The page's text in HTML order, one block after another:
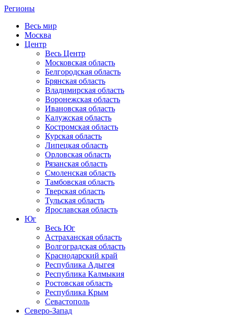
Регионы
Весь мир
Москва
Центр
Весь Центр
Московская область
Белгородская область
Брянская область
Владимирская область
Воронежская область
Ивановская область
Калужская область
Костромская область
Курская область
Липецкая область
Орловская область
Рязанская область
Смоленская область
Тамбовская область
Тверская область
Тульская область
Ярославская область
Юг
Весь Юг
Астраханская область
Волгоградская область
Краснодарский край
Республика Адыгея
Республика Калмыкия
Ростовская область
Республика Крым
Севастополь
Северо-Запад